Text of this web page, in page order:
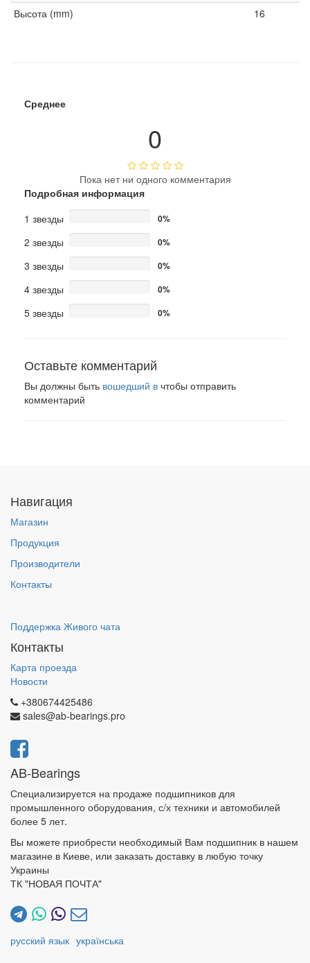
Высота (mm)
16
Среднее
0
Пока нет ни одного комментария
Подробная информация
1 звезды
0%
2 звезды 0%
3 звезды 0%
4 звезды 0%
5 звезды 0%
Оставьте комментарий
Вы должны быть вошедший в чтобы отправить
комментарий
Навигация
Магазин
Продукция
Производители
Контакты
Поддержка Живого чата
Контакты
Карта проезда
Новости
+380674425486
sales@ab-bearings.pro
AB-Bearings
Специализируется на продаже подшипников для
промышленного оборудования, с/х техники и автомобилей
более 5 лет.
Вы можете приобрести необходимый Вам подшипник в нашем
магазине в Киеве, или заказать доставку в любую точку
Украины
ТК "НОВАЯ ПОЧТА"
русский язык українська